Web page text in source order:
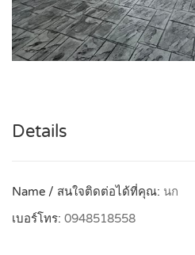
Details
Name / สนใจติดต่อได้ที่คุณ: นก
เบอร์โทร: 0948518558